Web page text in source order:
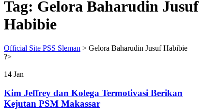
Tag: Gelora Baharudin Jusuf
Habibie
Official Site PSS Sleman > Gelora Baharudin Jusuf Habibie
?>
14 Jan
Kim Jeffrey dan Kolega Termotivasi Berikan
Kejutan PSM Makassar